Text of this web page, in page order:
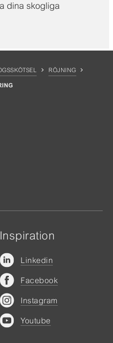
dina skogliga
RÖJNING
Inspiration
Linkedin
Facebook
Instagram
Youtube